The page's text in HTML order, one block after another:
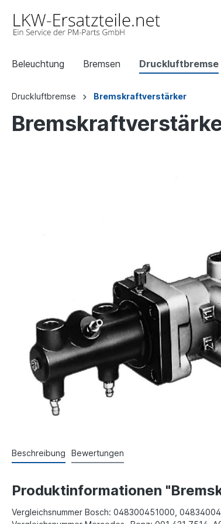
Beleuchtung Bremsen Druckluftbremse
Druckluftbremse Bremskraftverstärker
Beschreibung Bewertungen
Produktinformationen
Vergleichsnummer Bosch: 048300451000,